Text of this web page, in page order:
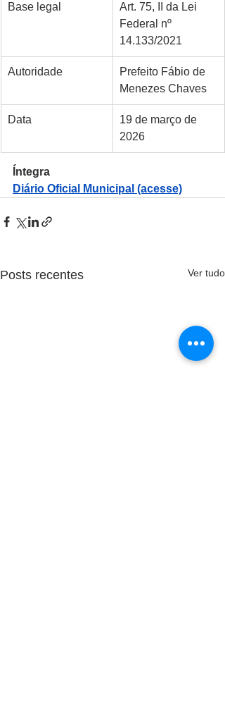
Base legal
Art. 75, II da Lei
Federal nº
14.133/2021
Autoridade
Prefeito Fábio de
Menezes Chaves
Data
19 de março de
2026
Íntegra
Diário Oficial Municipal (acesse)
Posts recentes Ver tudo